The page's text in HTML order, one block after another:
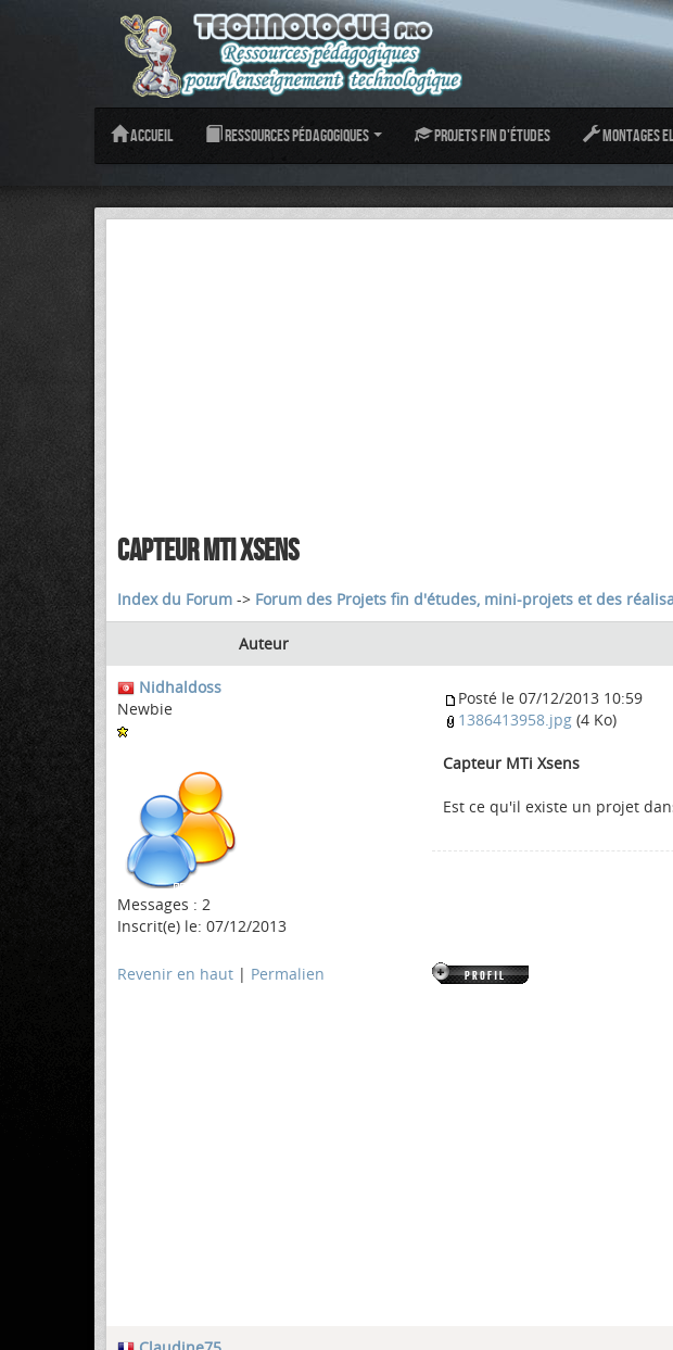
Accueil Ressources pédagogiques Projets fin d'études Montages
CAPTEUR MTI XSENS
Index du Forum -> Forum des Projets fin d'études, mini-projets et des
Auteur
Nidhaldoss
Newbie
Messages : 2
Inscrit(e) le: 07/12/2013
Posté le 07/12/2013 10:59
1386413958.jpg (4 Ko)
Capteur MTi Xsens
Est ce qu'il existe un projet
Revenir en haut | Permalien